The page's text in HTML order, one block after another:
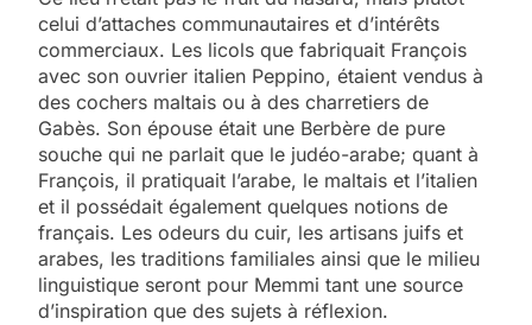
celui d’attaches communautaires et d’intérêts
commerciaux. Les licols que fabriquait François
avec son ouvrier italien Peppino, étaient vendus à
des cochers maltais ou à des charretiers de
Gabès. Son épouse était une Berbère de pure
souche qui ne parlait que le judéo-arabe; quant à
François, il pratiquait l’arabe, le maltais et l’italien
et il possédait également quelques notions de
français. Les odeurs du cuir, les artisans juifs et
arabes, les traditions familiales ainsi que le milieu
linguistique seront pour Memmi tant une source
d’inspiration que des sujets à réflexion.